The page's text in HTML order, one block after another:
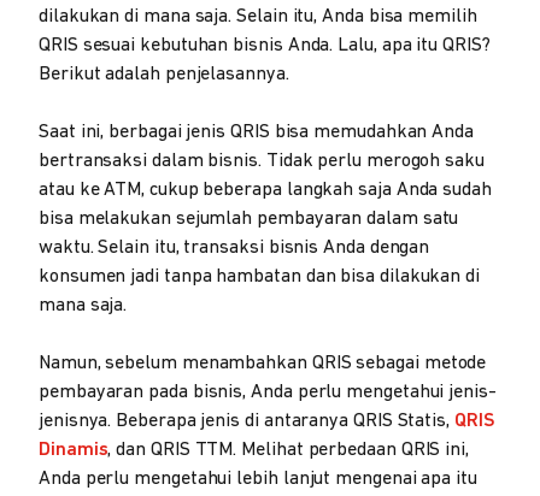
dilakukan di mana saja. Selain itu, Anda bisa memilih
QRIS sesuai kebutuhan bisnis Anda. Lalu, apa itu QRIS?
Berikut adalah penjelasannya.
Saat ini, berbagai jenis QRIS bisa memudahkan Anda
bertransaksi dalam bisnis. Tidak perlu merogoh saku
atau ke ATM, cukup beberapa langkah saja Anda sudah
bisa melakukan sejumlah pembayaran dalam satu
waktu. Selain itu, transaksi bisnis Anda dengan
konsumen jadi tanpa hambatan dan bisa dilakukan di
mana saja.
Namun, sebelum menambahkan QRIS sebagai metode
pembayaran pada bisnis, Anda perlu mengetahui jenis-
jenisnya. Beberapa jenis di antaranya QRIS Statis, QRIS
Dinamis, dan QRIS TTM. Melihat perbedaan QRIS ini,
Anda perlu mengetahui lebih lanjut mengenai apa itu